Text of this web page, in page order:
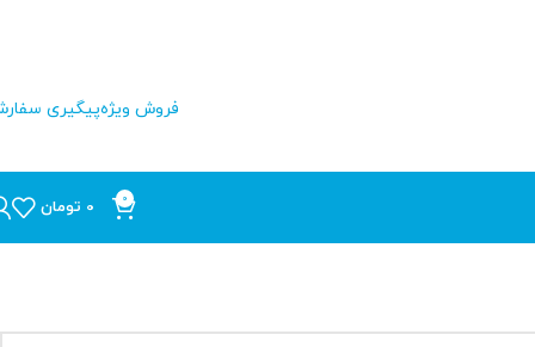
فروش ویژهپیگیری
0
0 تومان